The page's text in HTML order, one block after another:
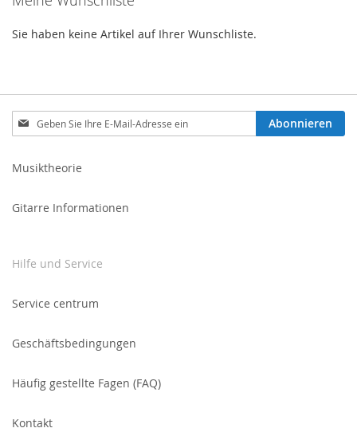
Sie haben keine Artikel auf Ihrer Wunschliste.
Melden
Sie
für
an:
Abonnieren
Musiktheorie
Gitarre Informationen
Hilfe und Service
Service centrum
Geschäftsbedingungen
Häufig gestellte Fagen (FAQ)
Kontakt